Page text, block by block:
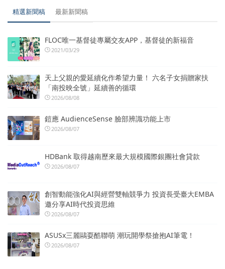
精選新聞稿 最新新聞稿
FLOC唯一基督徒專屬交友APP，基督徒的新福音
2021/03/29
天上父親的愛延續化作希望力量！ 六名子女捐贈家扶
「南投映全號」延續善的循環
2026/08/08
鎧應 AudienceSense 臉部辨識功能上市
2026/08/07
HDBank 取得越南歷來最大規模國際銀團社會貸款
2026/08/07
創智動能強化AI與經營雙軸競爭力 投資長受臺大EMBA
邀分享AI時代投資思維
2026/08/07
ASUSx三麗鷗耍酷聯萌 潮玩開學祭搶抱AI筆電！
2026/08/07